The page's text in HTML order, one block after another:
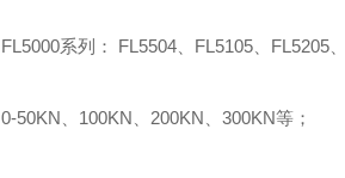
FL5000系列： FL5504 FL5105 FL5205
0-50KN 100KN 200KN 300KN等；